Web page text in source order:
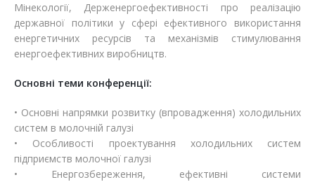
Мінекології, Держенергоефективності про реалізацію
державної політики у сфері ефективного використання
енергетичних ресурсів та механізмів стимулювання
енергоефективних виробництв.
Основні теми конференції:
• Основні напрямки розвитку (впровадження) холодильних
систем в молочній галузі
• Особливості проектування холодильних систем
підприємств молочної галузі
• Енергозбереження, ефективні системи